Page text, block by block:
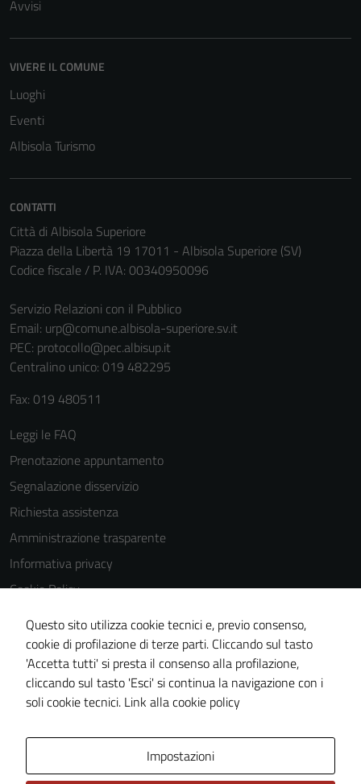
Avvisi
VIVERE IL COMUNE
Luoghi
Eventi
Albisola Turismo
CONTATTI
Città di Albisola Superiore
Piazza della Libertà 19 17011 - Albisola Superiore (SV)
Codice fiscale / P. IVA: 00340950096
Servizio Relazioni con il Pubblico
Email: urp@comune.albisola-superiore.sv.it
PEC: protocollo@pec.albisup.it
Centralino unico: 019 482295
Fax: 019 480511
Leggi le FAQ
Prenotazione appuntamento
Segnalazione disservizio
Richiesta assistenza
Amministrazione trasparente
Informativa privacy
Cookie Policy
Note legali
Dichiarazione di accessibilità
Piano di miglioramento del sito
Statistiche sito web
Questo sito utilizza cookie tecnici e, previo consenso,
cookie di profilazione di terze parti. Cliccando sul tasto
'Accetta tutti' si presta il consenso alla profilazione,
cliccando sul tasto 'Esci' si continua la navigazione con i
soli cookie tecnici. Link alla cookie policy
Impostazioni